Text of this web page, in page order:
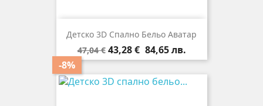
Детско 3D Спално Бельо Аватар
Редовна
цена
47,04 €
-8%
Цена
43,28 € 84,65 лв.